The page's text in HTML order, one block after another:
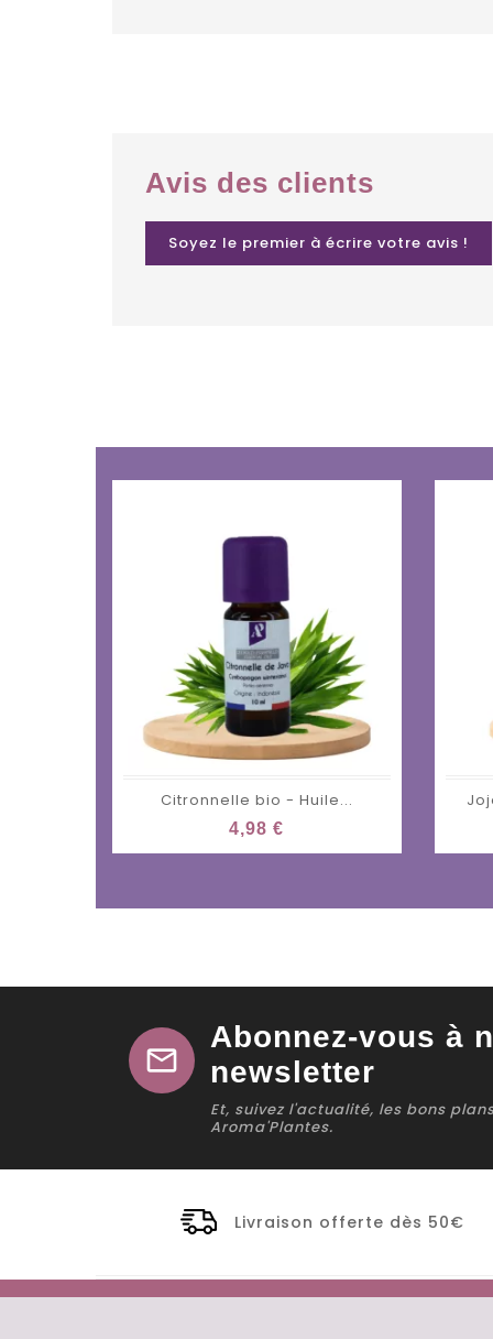
Avis des clients
Soyez le premier à écrire votre avis !
Citronnelle bio - Huile...
4,98 €
mail
Abonnez-vous à
newsletter
Et, suivez l'actualité, les bons
Aroma'Plantes.
Livraison offerte dès 50€